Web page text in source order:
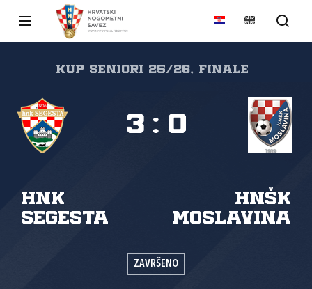
KUP SENIORI 25/26, Finale
HNK
Segesta
HNŠK
Moslavina
3 : 0
ZAVRŠENO